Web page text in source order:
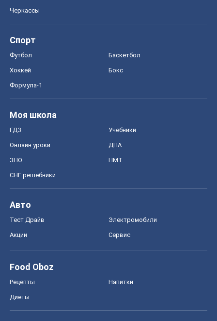
Черкассы
Спорт
Футбол Баскетбол
Хоккей Бокс
Формула-1
Моя школа
ГДЗ Учебники
Онлайн уроки ДПА
ЗНО НМТ
СНГ решебники
Авто
Тест Драйв Электромобили
Акции Сервис
Food Oboz
Рецепты Напитки
Диеты